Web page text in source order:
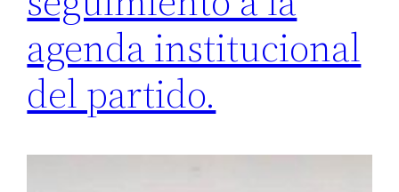
agenda institucional
del partido.